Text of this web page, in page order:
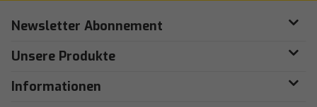
Newsletter Abonnement
Unsere Produkte
Informationen